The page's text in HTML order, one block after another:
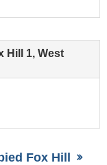
Hill 1, West
Fox Hill